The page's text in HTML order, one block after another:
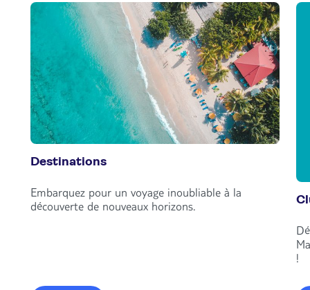
Destinations
Embarquez pour un voyage inoubliable à la
découverte de nouveaux horizons.
!